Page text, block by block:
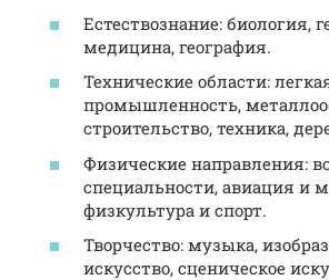
Естествознание: биология,
медицина, география.
Технические области:
промышленность,
строительство, техника,
Физические направления:
специальности, авиация и
физкультура и спорт.
Творчество: музыка,
искусство, сценическое